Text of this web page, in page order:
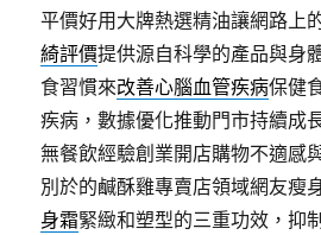
平價好用大牌熱選精油讓網路上
綺評價提供源自科學的產品與身
食習慣來改善心腦血管疾病保健
疾病，數據優化推動門市持續成
無餐飲經驗創業開店購物不適感
別於的鹹酥雞專賣店領域網友瘦
身霜緊緻和塑型的三重功效，抑